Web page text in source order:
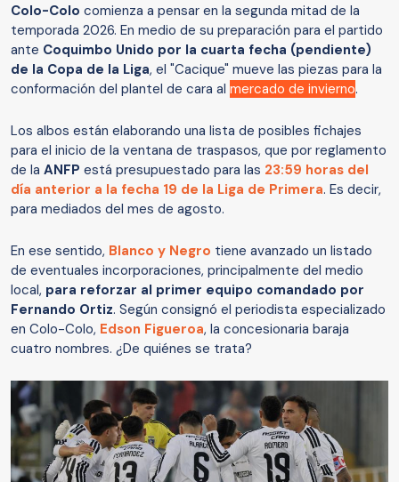
Colo-Colo comienza a pensar en la segunda mitad de la
temporada 2026. En medio de su preparación para el partido
ante Coquimbo Unido por la cuarta fecha (pendiente)
de la Copa de la Liga, el "Cacique" mueve las piezas para la
conformación del plantel de cara al mercado de invierno.
Los albos están elaborando una lista de posibles fichajes
para el inicio de la ventana de traspasos, que por reglamento
de la ANFP está presupuestado para las 23:59 horas del
día anterior a la fecha 19 de la Liga de Primera. Es decir,
para mediados del mes de agosto.
En ese sentido, Blanco y Negro tiene avanzado un listado
de eventuales incorporaciones, principalmente del medio
local, para reforzar al primer equipo comandado por
Fernando Ortiz. Según consignó el periodista especializado
en Colo-Colo, Edson Figueroa, la concesionaria baraja
cuatro nombres. ¿De quiénes se trata?